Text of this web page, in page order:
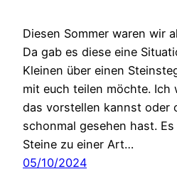
Diesen Sommer waren wir
Da gab es diese eine
Kleinen über einen
mit euch teilen möchte.
das vorstellen kannst oder
schonmal gesehen hast.
Steine zu einer Art…
05/10/2024